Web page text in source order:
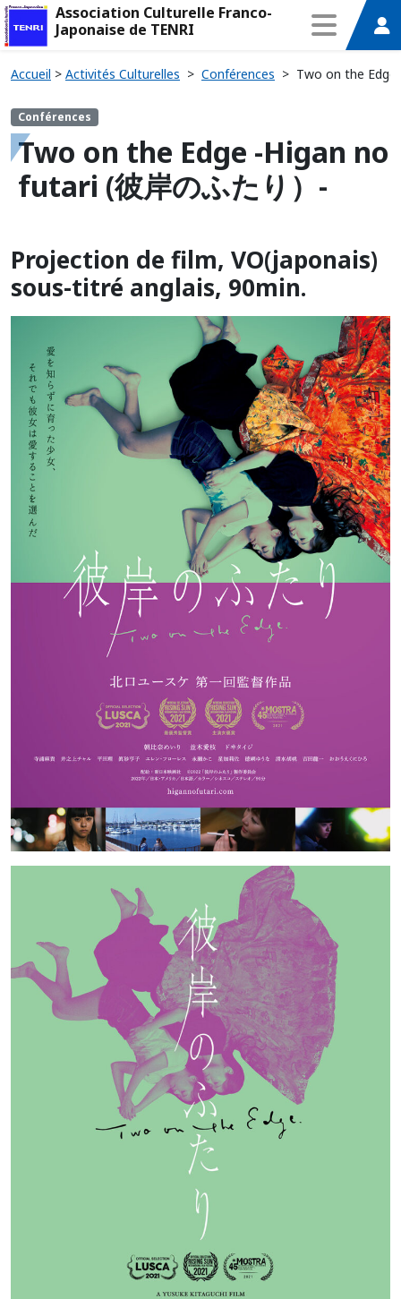
Association Culturelle Franco-
Japonaise de TENRI
Accueil > Activités Culturelles > Conférences > Two on the Edge
Conférences
Two on the Edge -Higan no
futari (彼岸のふたり）-
Projection de film, VO(japonais)
sous-titré anglais, 90min.